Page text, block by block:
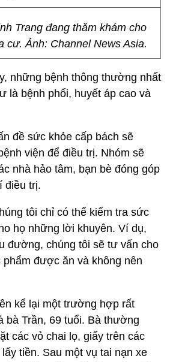
Trang đang thăm khám cho
cư. Ảnh: Channel News Asia.
những bệnh thông thường nhất
là bệnh phổi, huyết áp cao và
đề sức khỏe cấp bách sẽ
viện để điều trị. Nhóm sẽ
nhà hảo tâm, bạn bè đóng góp
điều trị.
tôi chỉ có thể kiểm tra sức
họ những lời khuyên. Ví dụ,
đường, chúng tôi sẽ tư vấn cho
phẩm được ăn và không nên
kể lại một trường hợp rất
bà Trần, 69 tuổi. Bà thường
các vỏ chai lọ, giấy trên các
tiền. Sau một vụ tai nạn xe